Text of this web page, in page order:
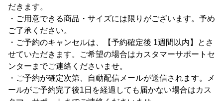
だきます。
・ご用意できる商品・サイズには限りがございます。予め
ご了承ください。
・ご予約のキャンセルは、【予約確定後 1週間以内】とさ
せていただきます。ご希望の場合はカスタマーサポートセ
ンターまでご連絡くださいませ。
・ご予約が確定次第、自動配信メールが送信されます。メ
ールがご予約完了後1日を経過しても届かない場合はカス